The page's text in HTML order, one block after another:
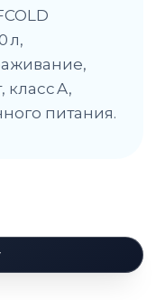
л,
A,
питания.